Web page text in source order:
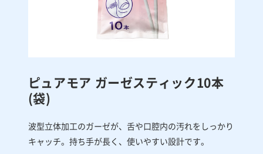
ピュアモア ガーゼスティック10本
(袋)
波型立体加工のガーゼが、舌や口腔内の汚れをしっかり
キャッチ。持ち手が長く、使いやすい設計です。